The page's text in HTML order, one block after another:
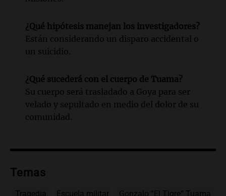
¿Qué hipótesis manejan los investigadores?
Están considerando un disparo accidental o
un suicidio.
¿Qué sucederá con el cuerpo de Tuama?
Su cuerpo será trasladado a Goya para ser
velado y sepultado en medio del dolor de su
comunidad.
Temas
Tragedia Escuela militar Gonzalo “El Tigre” Tuama